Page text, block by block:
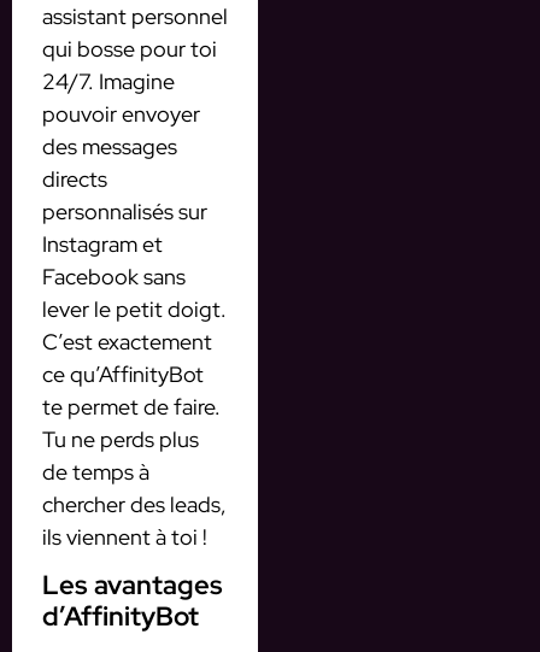
assistant personnel
qui bosse pour toi
24/7. Imagine
pouvoir envoyer
des messages
directs
personnalisés sur
Instagram et
Facebook sans
lever le petit doigt.
C’est exactement
ce qu’AffinityBot
te permet de faire.
Tu ne perds plus
de temps à
chercher des leads,
ils viennent à toi !
Les avantages
d’AffinityBot